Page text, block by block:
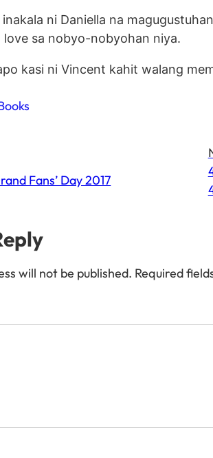
ni Daniella na
love sa nobyo-nobyohan niya.
kasi ni Vincent kahit walang
Fans’ Day 2017
will not be published. Required